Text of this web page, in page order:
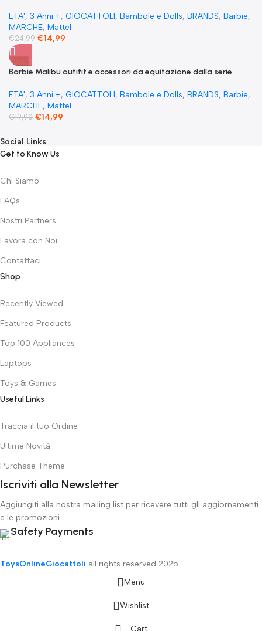
ETA', 3 Anni +, GIOCATTOLI, Bambole e Dolls, BRANDS, Barbie,
MARCHE, Mattel
€24,99 €14,99
-25%
Barbie Malibu outifit e accessori da equitazione dalla serie
ETA', 3 Anni +, GIOCATTOLI, Bambole e Dolls, BRANDS, Barbie,
MARCHE, Mattel
€19,90 €14,99
Social Links
Get to Know Us
Chi Siamo
FAQs
Nostri Partners
Lavora con Noi
Contattaci
Shop
Recently Viewed
Featured Products
Top 100 Appliances
Laptops
Toys & Games
Useful Links
Traccia il tuo Ordine
Ultime Novità
Purchase Theme
Iscriviti alla Newsletter
Aggiungiti alla nostra mailing list per ricevere tutti gli aggiornamenti
e le promozioni.
Safety Payments
ToysOnlineGiocattoli all rights reserved 2025
Menu
Wishlist